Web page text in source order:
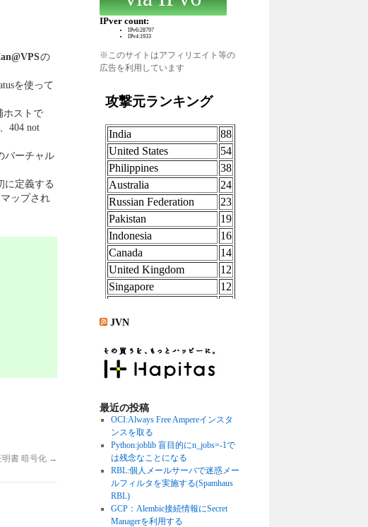
の
を使って
ホストで
404 not
バーチャル
に定義する
ップされ
明書 暗号化 →
※このサイトはアフィリエイト等の
広告を利用しています
JVN
最近の投稿
OCI:Always Free Ampereインスタ
ンスを取る
Python:joblib 盲目的にn_jobs=-1で
は残念なことになる
RBL:個人メールサーバで迷惑メー
ルフィルタを実施する(Spamhaus
RBL)
GCP：Alembic接続情報にSecret
Managerを利用する